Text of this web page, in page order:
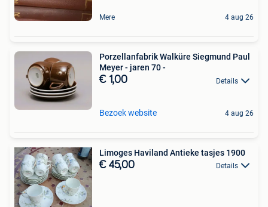
Mere 4 aug 26
Porzellanfabrik Walküre Siegmund Paul
Meyer - jaren 70 -
€ 1,00 Details
Bezoek website 4 aug 26
Limoges Haviland Antieke tasjes 1900
€ 45,00 Details